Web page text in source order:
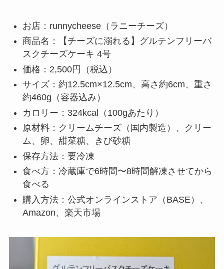
お店：runnycheese（ラニーチーズ）
商品名：【チーズに溺れる】グルテンフリーバ
スクチーズケーキ 4号
価格：2,500円（税込）
サイズ：約12.5cm×12.5cm、高さ約6cm、重さ
約460g（容器込み）
カロリー：324kcal（100gあたり）
原材料：クリームチーズ（国内製造）、クリー
ム、卵、甜菜糖、きび砂糖
保存方法：要冷凍
食べ方：冷蔵庫で6時間〜8時間解凍させてから
食べる
購入方法：公式オンラインストア（BASE）、
Amazon、楽天市場